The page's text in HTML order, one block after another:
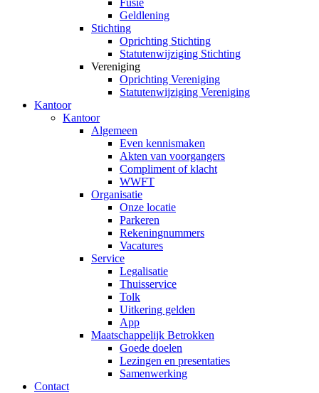
Fusie
Geldlening
Stichting
Oprichting Stichting
Statutenwijziging Stichting
Vereniging
Oprichting Vereniging
Statutenwijziging Vereniging
Kantoor
Kantoor
Algemeen
Even kennismaken
Akten van voorgangers
Compliment of klacht
WWFT
Organisatie
Onze locatie
Parkeren
Rekeningnummers
Vacatures
Service
Legalisatie
Thuisservice
Tolk
Uitkering gelden
App
Maatschappelijk Betrokken
Goede doelen
Lezingen en presentaties
Samenwerking
Contact